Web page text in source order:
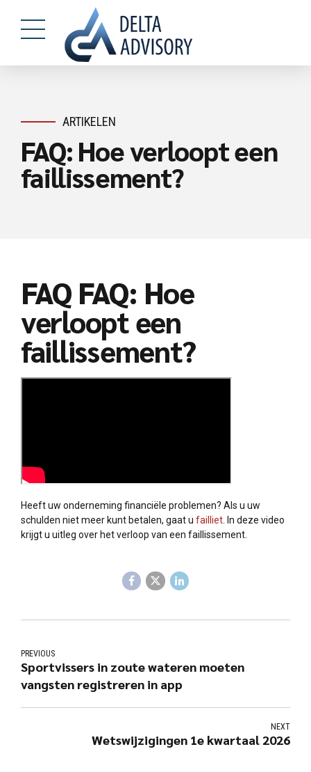
ARTIKELEN
FAQ: Hoe verloopt een
faillissement?
FAQ FAQ: Hoe
verloopt een
faillissement?
Heeft uw onderneming financiële problemen? Als u uw
schulden niet meer kunt betalen, gaat u failliet . In deze video
krijgt u uitleg over het verloop van een faillissement.
PREVIOUS
Sportvissers in zoute wateren moeten
vangsten registreren in app
NEXT
Wetswijzigingen 1e kwartaal 2026